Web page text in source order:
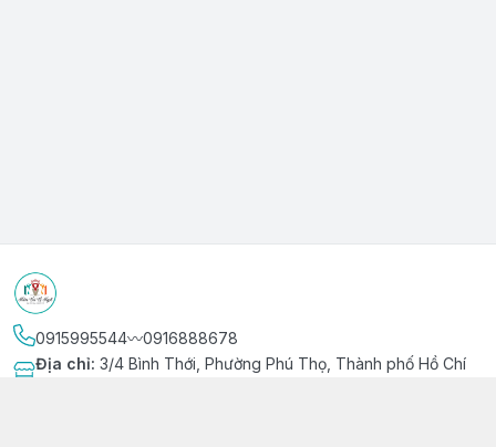
0915995544〰️0916888678
Địa chỉ: 3/4 Bình Thới, Phường Phú Thọ, Thành phố Hồ Chí